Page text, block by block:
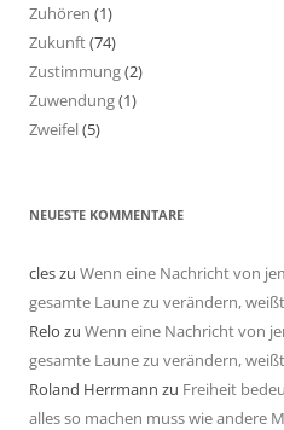
Zuhören (1)
Zukunft(74)
Zustimmung(2)
Zuwendung(1)
Zweifel(5)
NEUESTE KOMMENTARE
cleszu Wenn eine Nachricht von
gesamte Laune zu verändern,
Relo zu Wenn eine Nachricht von
gesamte Laune zu verändern,
Roland Herrmann zu Freiheit
alles so machen muss wie andere